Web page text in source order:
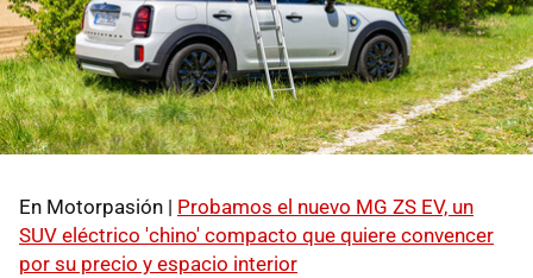
En Motorpasión | Probamos el nuevo MG ZS EV, un
SUV eléctrico 'chino' compacto que quiere convencer
por su precio y espacio interior